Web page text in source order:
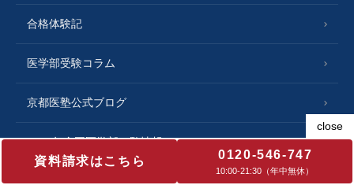
資料請求はこちら 0120-546-747
10:00‐21:30（年中無休）
合格体験記
医学部受験コラム
京都医塾公式ブログ
2023年全国医学部一覧情報
よくあるご質問